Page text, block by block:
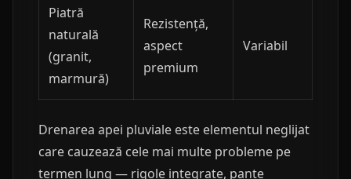
Piatră
naturală
(granit,
marmură)
Rezistență,
aspect
premium
Variabil
Drenarea apei pluviale este elementul neglijat
care cauzează cele mai multe probleme pe
termen lung — rigole integrate, pante